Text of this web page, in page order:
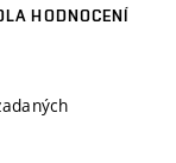
HODNOCENÍ